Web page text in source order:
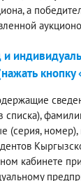
а
списка),
(серия,
кабинете